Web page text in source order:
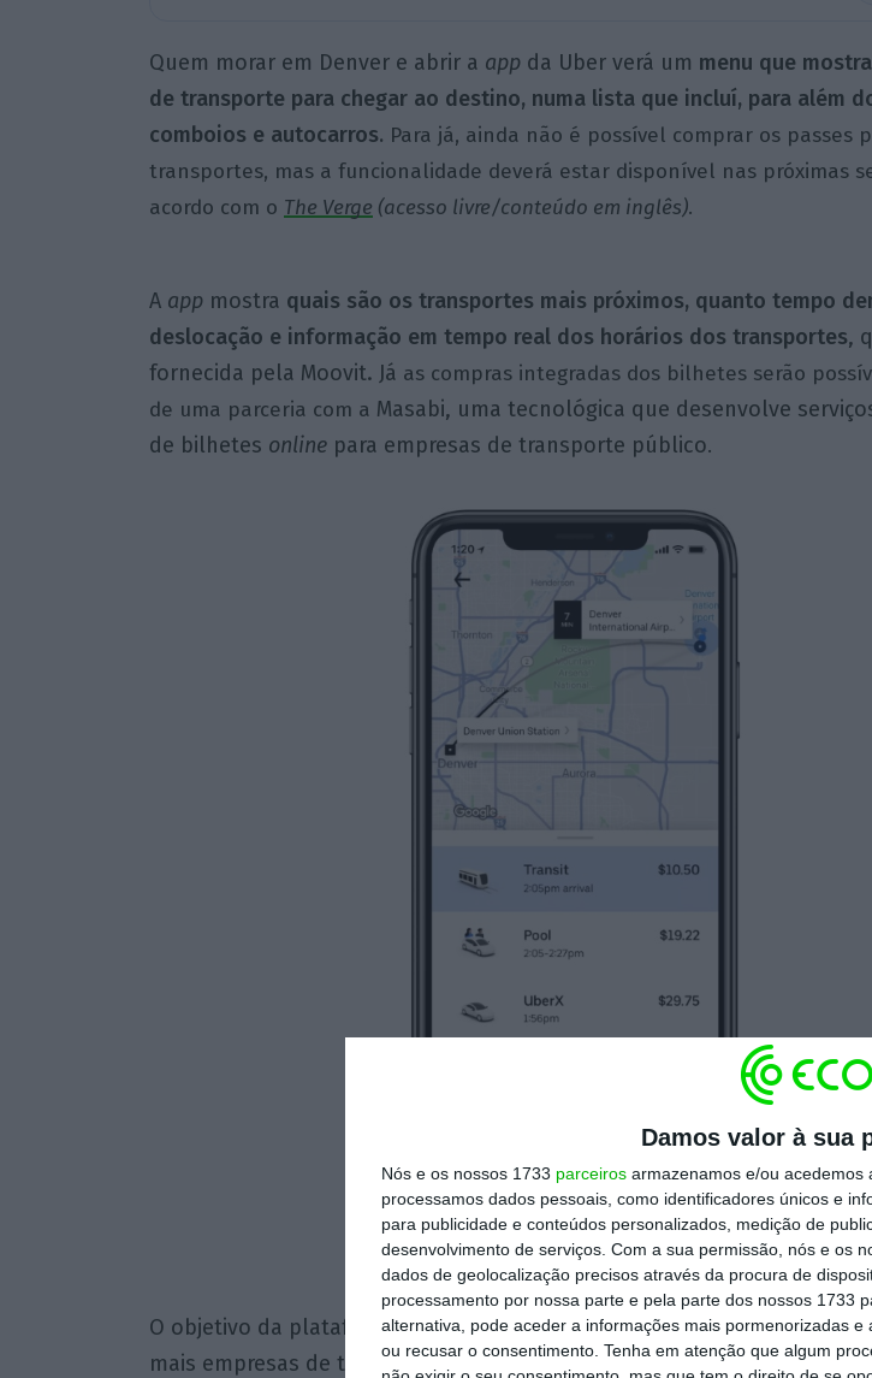
Damos valor à sua
Nós e os nossos 1733 parceiros armazenamos e/ou acedemos
processamos dados pessoais, como identificadores únicos e
para publicidade e conteúdos personalizados, medição de
desenvolvimento de serviços. Com a sua permissão, nós e os
dados de geolocalização precisos através da procura de
processamento por nossa parte e pela parte dos nossos 1733
alternativa, pode aceder a informações mais pormenorizadas
ou recusar o consentimento. Tenha em atenção que algum
Quem morar em Denver e abrir a appda Uber verá um menu que
de transporte para chegar ao destino, numa lista que incluí, para além
comboios e autocarros. Para já, ainda não é possível comprar os passes
transportes, mas a funcionalidade deverá estar disponível nas próximas
acordo com o The Verge (acesso livre/conteúdo em inglês).
A appmostra quais são os transportes mais próximos, quanto tempo
deslocação e informação em tempo real dos horários dos transportes,
fornecida pela Moovit. Já as compras integradas dos bilhetes serão
de uma parceria com a Masabi, uma tecnológica que desenvolve
de bilhetes online para empresas de transporte público.
A app mostra os transportes públicos mais
próximos
Uber
O objetivo da plataforma liderada por Dara Khosrowshahi é fazer
mais empresas de transportes, de forma acentralizar a oferta de